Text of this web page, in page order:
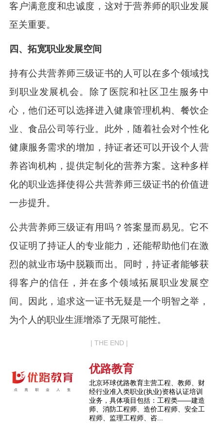
客户满意度和忠诚度，这对于营养师的职业发展
至关重要。
四、拓宽职业发展空间
持有公共营养师三级证书的人可以在多个领域找
到职业发展机会。除了医院和社区卫生服务中
心，他们还可以选择进入健康管理机构、餐饮企
业、食品公司等行业。此外，随着社会对个性化
健康服务需求的增加，持证者还可以开设个人营
养咨询机构，提供定制化的营养方案。这种多样
化的职业选择使得公共营养师三级证书的价值进
一步提升。
公共营养师三级证有用吗？答案显而易见。它不
仅证明了持证人的专业能力，还能帮助他们在激
烈的就业市场中脱颖而出。同时，持证者能够获
得客户的信任，并在多个领域拓展职业发展空
间。因此，追求这一证书无疑是一个明智之举，
为个人的职业生涯增添了无限可能性。
| THE END |
优路教育
北京环球优路教育主营工程、教师、财
经行业准入类职业(执业)资格认证培训
业务，具体项目包括：工程类——建造
师、消防工程师、造价工程师、安全工
程师、监理工程师、咨...